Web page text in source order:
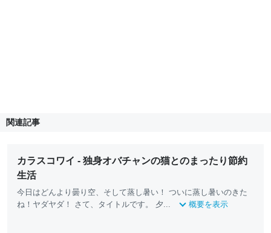
関連記事
カラスコワイ - 独身オバチャンの猫とのまったり節約
生活
今日はどんより曇り空、そして蒸し暑い！ ついに蒸し暑いのきた
ね！ヤダヤダ！ さて、タイトルです。 夕...
概要を表示